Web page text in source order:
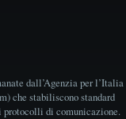
dall’Agenzia per l’Italia
che stabiliscono standard
di comunicazione.